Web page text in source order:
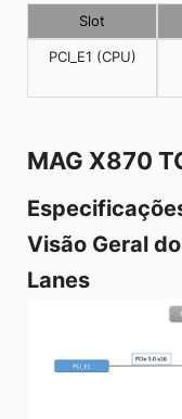
Slot
PCI_E1 (CPU)
MAG X870
Visão Geral
Lanes